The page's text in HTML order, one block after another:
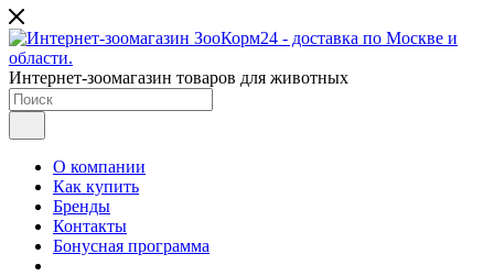
Интернет-зоомагазин товаров для животных
О компании
Как купить
Бренды
Контакты
Бонусная программа